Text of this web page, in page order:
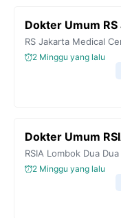
Dokter Umum RS
RS Jakarta Medical
2 Minggu yang lalu
Dokter Umum
RSIA Lombok Dua
2 Minggu yang lalu